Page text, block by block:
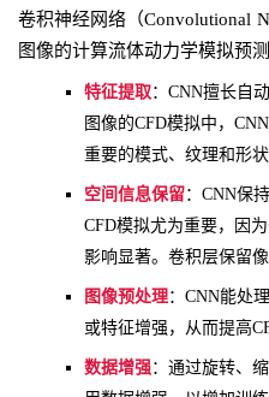
卷积神经网络（Convolutional
图像的计算流体动力学模拟预
特征提取：CNN擅长自
图像的CFD模拟中，
重要的模式、纹理和形状
空间信息保留：CNN保
CFD模拟尤为重要，因
影响显著。卷积层保留
图像预处理：CNN能处
或特征增强，从而提高
数据增强：通过旋转、